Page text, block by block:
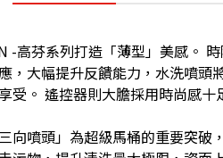
-高芬系列打造「薄型」美感。
，大幅提升反饋能力，水洗噴頭
受。 遙控器則大膽採用時尚感
向噴頭」為超級馬桶的重要突破